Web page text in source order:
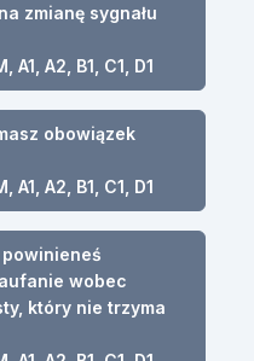
zmianę sygnału
A1, A2, B1, C1, D1
obowiązek
A1, A2, B1, C1, D1
wobec
który nie trzyma